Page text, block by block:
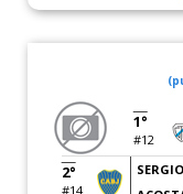
1°
#12
2°
#14